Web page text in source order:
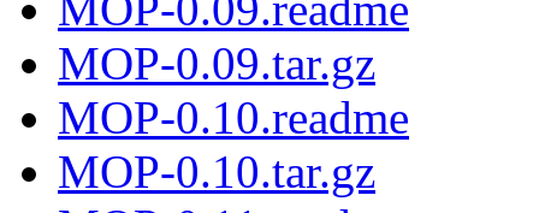
MOP-0.09.tar.gz
MOP-0.10.readme
MOP-0.10.tar.gz